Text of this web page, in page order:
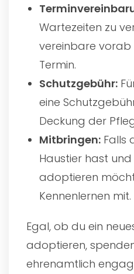
Wartezeiten zu
vereinbare vorab
Termin.
Schutzgebühr:
eine
Deckung der
Mitbringen: Falls
Haustier hast und
adoptieren
Kennenlernen mit.
Egal, ob du ein
adoptieren,
ehrenamtlich